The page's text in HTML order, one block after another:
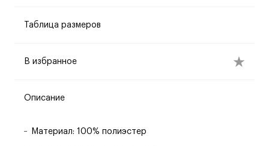
Таблица размеров
В избранное
Описание
Материал: 100% полиэстер